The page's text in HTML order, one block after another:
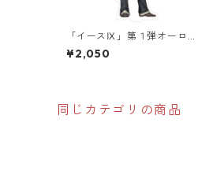
「イースⅨ」第１弾オーロ
ラアクリルスタンド
¥2,050
同じカテゴリの商品